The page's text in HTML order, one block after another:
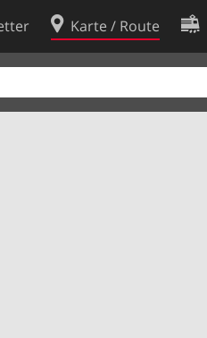
Karte / Route